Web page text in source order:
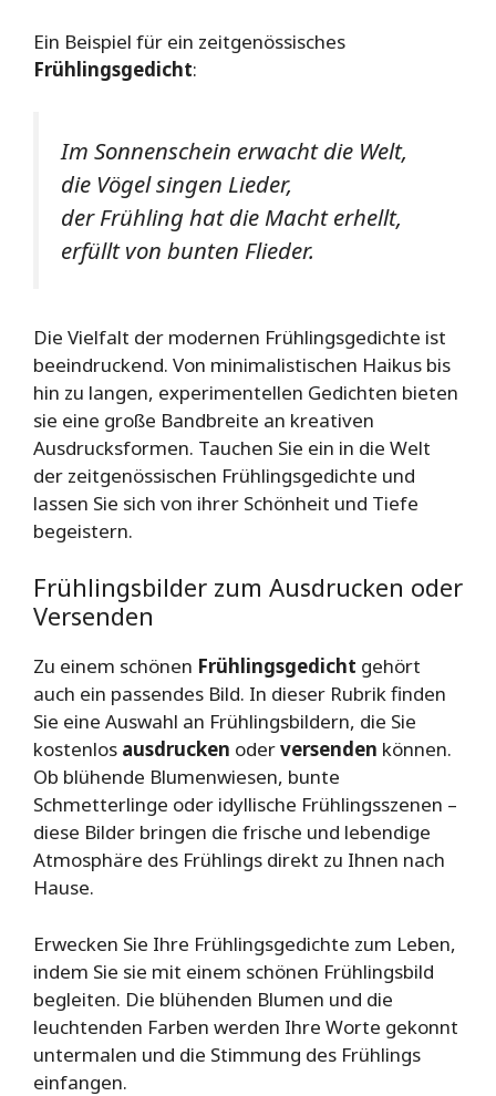
Ein Beispiel für ein zeitgenössisches
Frühlingsgedicht:
Im Sonnenschein erwacht die Welt,
die Vögel singen Lieder,
der Frühling hat die Macht erhellt,
erfüllt von bunten Flieder.
Die Vielfalt der modernen Frühlingsgedichte ist
beeindruckend. Von minimalistischen Haikus bis
hin zu langen, experimentellen Gedichten bieten
sie eine große Bandbreite an kreativen
Ausdrucksformen. Tauchen Sie ein in die Welt
der zeitgenössischen Frühlingsgedichte und
lassen Sie sich von ihrer Schönheit und Tiefe
begeistern.
Frühlingsbilder zum Ausdrucken oder
Versenden
Zu einem schönen Frühlingsgedicht gehört
auch ein passendes Bild. In dieser Rubrik finden
Sie eine Auswahl an Frühlingsbildern, die Sie
kostenlos ausdrucken oderversenden können.
Ob blühende Blumenwiesen, bunte
Schmetterlinge oder idyllische Frühlingsszenen –
diese Bilder bringen die frische und lebendige
Atmosphäre des Frühlings direkt zu Ihnen nach
Hause.
Erwecken Sie Ihre Frühlingsgedichte zum Leben,
indem Sie sie mit einem schönen Frühlingsbild
begleiten. Die blühenden Blumen und die
leuchtenden Farben werden Ihre Worte gekonnt
untermalen und die Stimmung des Frühlings
einfangen.